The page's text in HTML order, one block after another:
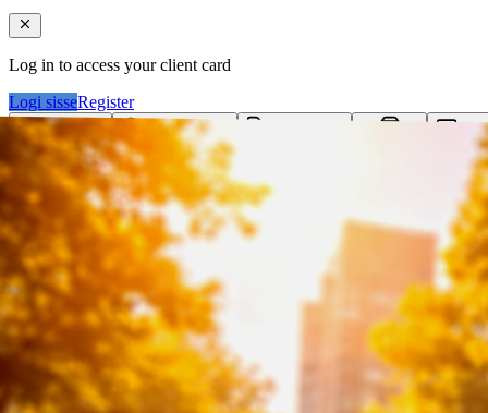
Log in to access your client card
Logi sisseRegister
Otsi tooteid...